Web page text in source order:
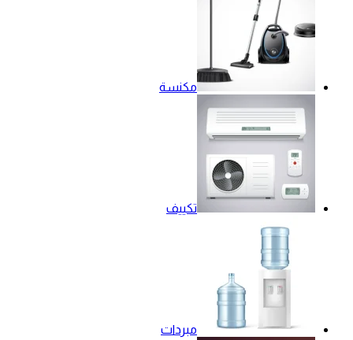
مكنسة
تكييف
مبردات